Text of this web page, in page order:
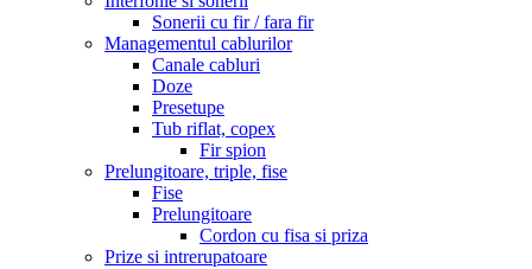
Sonerii cu fir / fara fir
Managementul cablurilor
Canale cabluri
Doze
Presetupe
Tub riflat, copex
Fir spion
Prelungitoare, triple, fise
Fise
Prelungitoare
Cordon cu fisa si priza
Prize si intrerupatoare